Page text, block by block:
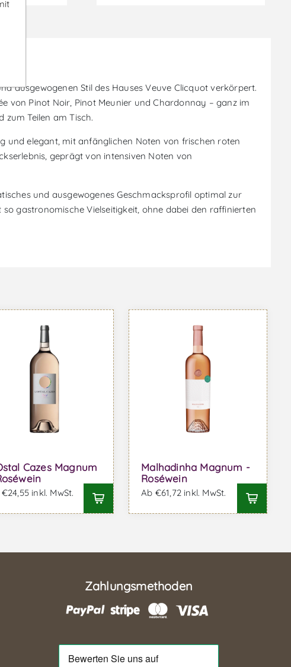
ausgewogenen Stil des Hauses Veuve Clicquot verkörpert.
von Pinot Noir, Pinot Meunier und Chardonnay – ganz im
zum Teilen am Tisch.
und elegant, mit anfänglichen Noten von frischen roten
geprägt von intensiven Noten von
und ausgewogenes Geschmacksprofil optimal zur
gastronomische Vielseitigkeit, ohne dabei den raffinierten
Cazes Magnum
inkl. MwSt.
Malhadinha Magnum -
Roséwein
Ab €61,72 inkl. MwSt.
Zahlungsmethoden